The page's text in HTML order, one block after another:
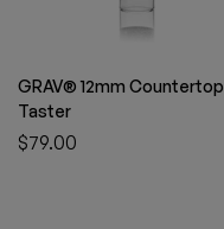
GRAV® 12mm Countertop
Taster
$79.00